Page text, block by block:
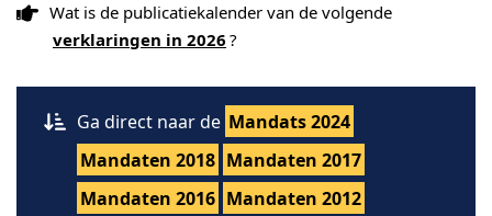
Wat is de publicatiekalender van de volgende
verklaringen in 2026 ?
Ga direct naar de Mandats 2024
Mandaten 2018 Mandaten 2017
Mandaten 2016 Mandaten 2012